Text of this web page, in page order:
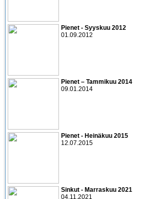
Pienet - Syyskuu 2012
01.09.2012
Pienet – Tammikuu 2014
09.01.2014
Pienet - Heinäkuu 2015
12.07.2015
Sinkut - Marraskuu 2021
04.11.2021